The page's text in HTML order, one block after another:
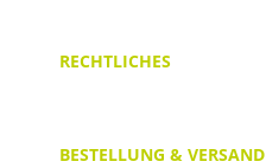
RECHTLICHES
BESTELLUNG & VERSAND